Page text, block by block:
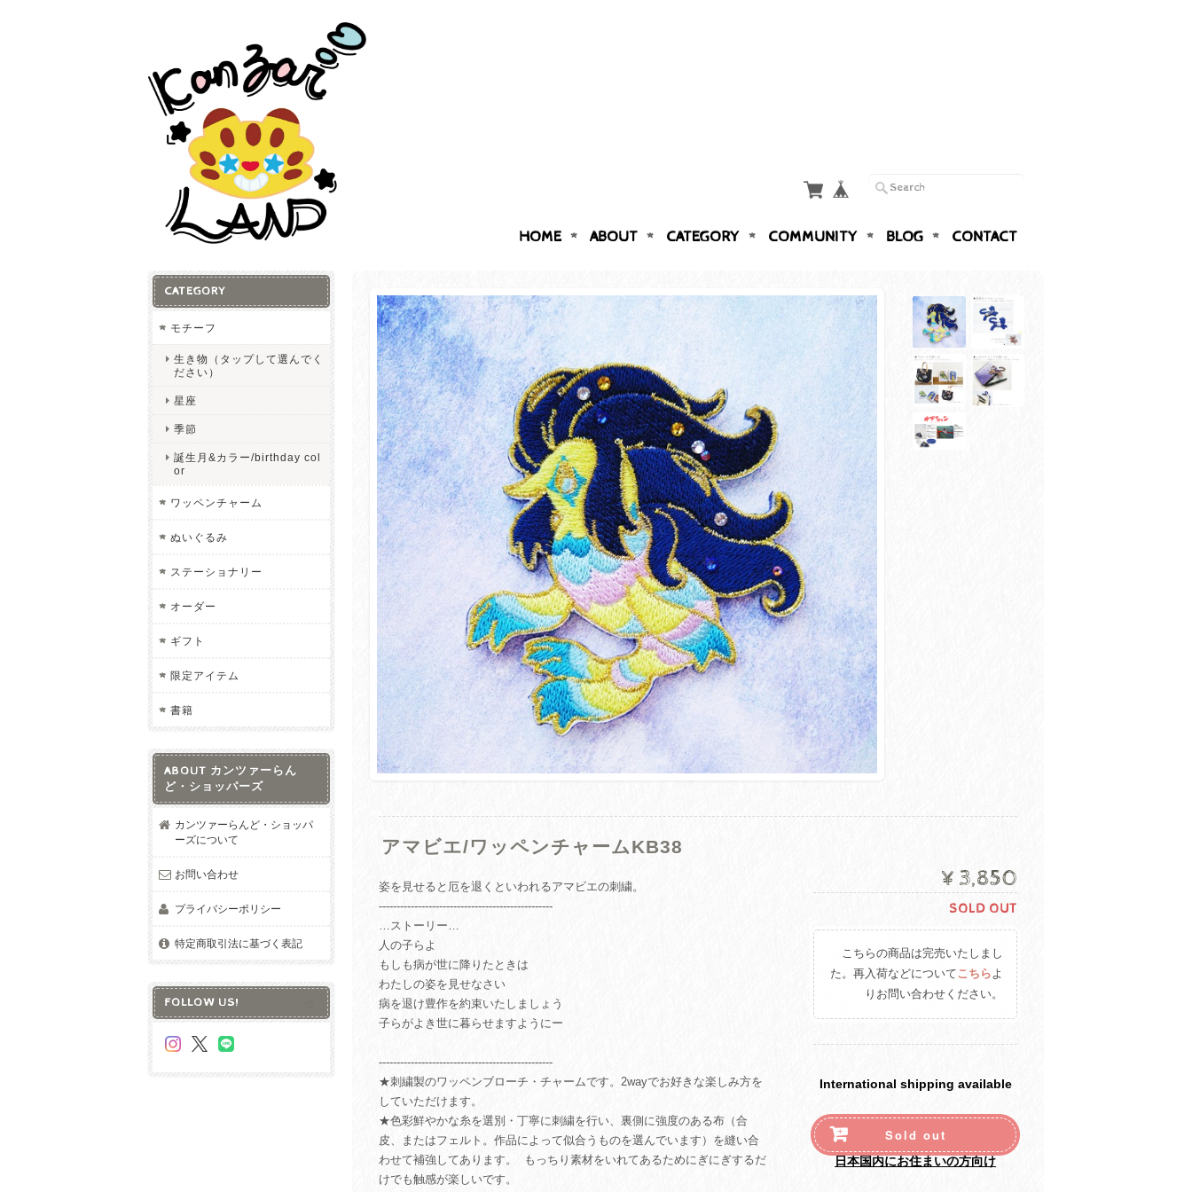
HOME ABOUT CATEGORY COMMUNITY BLOG CONTACT
アマビエ/ワッペンチャームKB38
姿を見せると厄を退くといわれるアマビエの刺繍。
-------------------------------------------------
…ストーリー…
人の子らよ
もしも病が世に降りたときは
わたしの姿を見せなさい
病を退け豊作を約束いたしましょう
子らがよき世に暮らせますようにー
-------------------------------------------------
★刺繍製のワッペンブローチ・チャームです。2wayでお好きな楽しみ方を
していただけます。
★色彩鮮やかな糸を選別・丁寧に刺繍を行い、裏側に強度のある布（合
皮、またはフェルト。作品によって似合うものを選んでいます）を縫い合
わせて補強してあります。 もっちり素材をいれてあるためにぎにぎするだ
けでも触感が楽しいです。
¥3,850
SOLD OUT
こちらの商品は完売いたしまし
た。再入荷などについてこちらよ
りお問い合わせください。
International shipping available
Sold out
日本国内にお住まいの方向け
CATEGORY
モチーフ
生き物（タップして選んでく
ださい）
星座
季節
誕生月&カラー/birthday col
or
ワッペンチャーム
ぬいぐるみ
ステーショナリー
オーダー
ギフト
限定アイテム
書籍
ABOUT カンツァーらん
ど・ショッパーズ
カンツァーらんど・ショッパ
ーズについて
お問い合わせ
プライバシーポリシー
特定商取引法に基づく表記
FOLLOW US!